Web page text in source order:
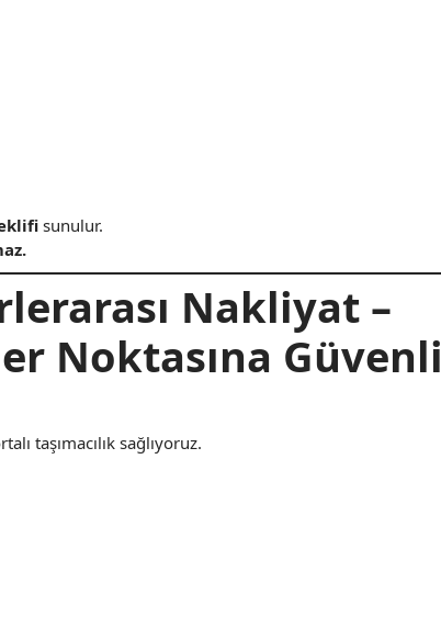
sunulur.
Nakliyat –
Noktasına Güvenli
taşımacılık sağlıyoruz.